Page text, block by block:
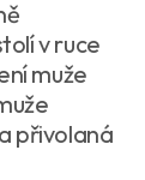
v ruce
muže
přivolaná